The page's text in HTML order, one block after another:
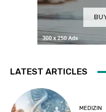
LATEST ARTICLES
MEDIZIN